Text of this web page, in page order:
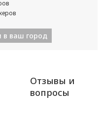
в ваш город
Отзывы и
вопросы